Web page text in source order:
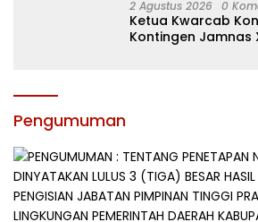
2 Agustus 2026 0
Ketua Kwarcab
Kontingen Jamnas
Pengumuman